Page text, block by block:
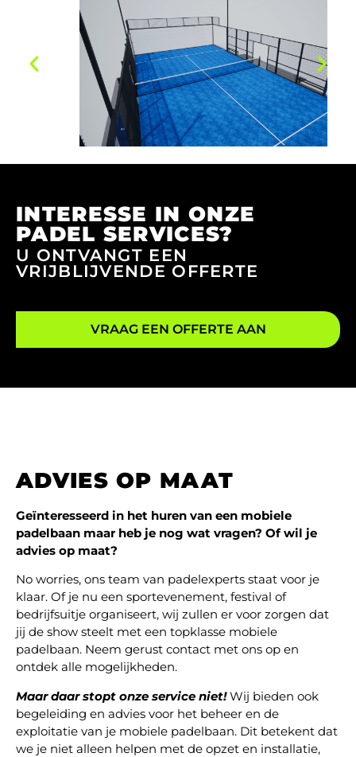
INTERESSE IN ONZE
PADEL SERVICES?
U ONTVANGT EEN
VRIJBLIJVENDE OFFERTE
VRAAG EEN OFFERTE AAN
ADVIES OP MAAT
Geïnteresseerd in het huren van een mobiele
padelbaan maar heb je nog wat vragen? Of wil je
advies op maat?
No worries, ons team van padelexperts staat voor je
klaar. Of je nu een sportevenement, festival of
bedrijfsuitje organiseert, wij zullen er voor zorgen dat
jij de show steelt met een topklasse mobiele
padelbaan. Neem gerust contact met ons op en
ontdek alle mogelijkheden.
Maar daar stopt onze service niet!Wij bieden ook
begeleiding en advies voor het beheer en de
exploitatie van je mobiele padelbaan. Dit betekent dat
we je niet alleen helpen met de opzet en installatie,